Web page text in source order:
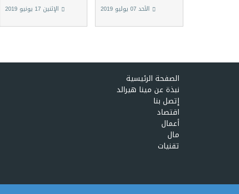
الأحد 07 يوليو 2019 الإثنين 17 يونيو 2019
الصفحة الرئيسية
نبذة عن مينا هيرالد
إتصل بنا
اقتصاد
أعمال
مال
تقنيات